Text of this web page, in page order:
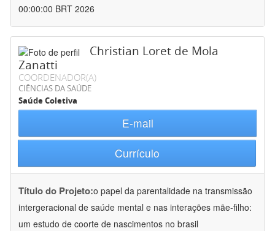
00:00:00 BRT 2026
Christian Loret de Mola
Zanatti
COORDENADOR(A)
CIÊNCIAS DA SAÚDE
Saúde Coletiva
E-mail
Currículo
Título do Projeto:o papel da parentalidade na transmissão
intergeracional de saúde mental e nas interações mãe-filho:
um estudo de coorte de nascimentos no brasil